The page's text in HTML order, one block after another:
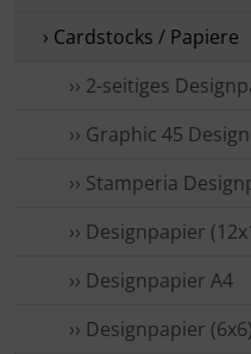
› Cardstocks / Papiere
›› 2-seitiges
›› Graphic 45
›› Stamperia
›› Designpapier
›› Designpapier A4
›› Designpapier (6x6)